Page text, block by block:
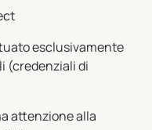
esclusivamente
(credenziali di
attenzione alla